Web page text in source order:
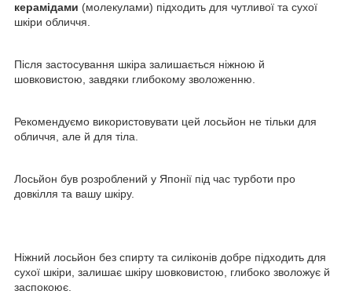
керамідами (молекулами) підходить для чутливої та сухої
шкіри обличчя.
Після застосування шкіра залишається ніжною й
шовковистою, завдяки глибокому зволоженню.
Рекомендуємо використовувати цей лосьйон не тільки для
обличчя, але й для тіла.
Лосьйон був розроблений у Японії під час турботи про
довкілля та вашу шкіру.
Ніжний лосьйон без спирту та силіконів добре підходить для
сухої шкіри, залишає шкіру шовковистою, глибоко зволожує й
заспокоює.